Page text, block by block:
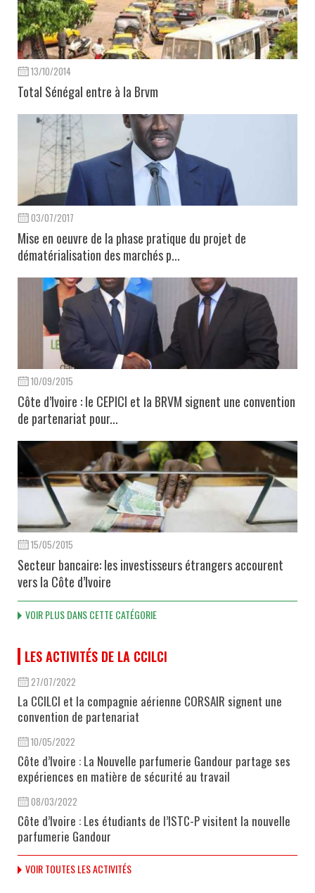
13/10/2014
Total Sénégal entre à la Brvm
03/07/2017
Mise en oeuvre de la phase pratique du projet de
dématérialisation des marchés p...
10/09/2015
Côte d’Ivoire : le CEPICI et la BRVM signent une convention
de partenariat pour...
15/05/2015
Secteur bancaire: les investisseurs étrangers accourent
vers la Côte d’Ivoire
VOIR PLUS DANS CETTE CATÉGORIE
LES ACTIVITÉS DE LA CCILCI
27/07/2022
La CCILCI et la compagnie aérienne CORSAIR signent une
convention de partenariat
10/05/2022
Côte d’Ivoire : La Nouvelle parfumerie Gandour partage ses
expériences en matière de sécurité au travail
08/03/2022
Côte d’Ivoire : Les étudiants de l’ISTC-P visitent la nouvelle
parfumerie Gandour
VOIR TOUTES LES ACTIVITÉS